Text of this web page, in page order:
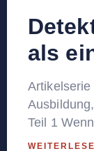
als
Artikelserie
Teil 1